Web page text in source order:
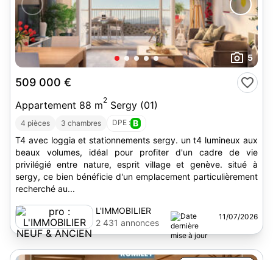
5
509 000 €
Appartement 88 m2 Sergy (01)
4 pièces 3 chambres DPE : B
T4 avec loggia et stationnements sergy. un t4 lumineux aux
beaux volumes, idéal pour profiter d'un cadre de vie
privilégié entre nature, esprit village et genève. situé à
sergy, ce bien bénéficie d'un emplacement particulièrement
recherché au...
L'IMMOBILIER
NEUF & ANCIEN
2 431 annonces
11/07/2026